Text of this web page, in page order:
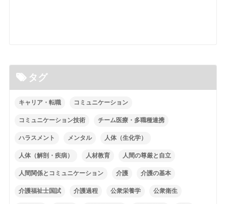
タグ
キャリア・転職 コミュニケーション
コミュニケーション技術 チーム医療・多職種連携
ハラスメント メンタル 人体（生化学）
人体（解剖・疾病） 人材教育 人間の尊厳と自立
人間関係とコミュニケーション 介護 介護の基本
介護福祉士国試 介護過程 公衆栄養学 公衆衛生